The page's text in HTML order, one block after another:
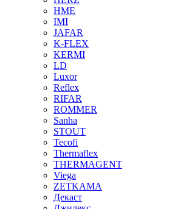
HME
IMI
JAFAR
K-FLEX
KERMI
LD
Luxor
Reflex
RIFAR
ROMMER
Sanha
STOUT
Tecofi
Thermaflex
THERMAGENT
Viega
ZETKAMA
Декаст